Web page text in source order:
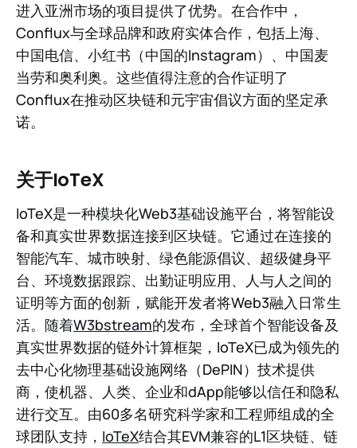
进入亚洲市场的项目提供了优势。在合作中，
Conflux与全球品牌和政府实体合作，包括上海、
中国电信、小红书（中国的Instagram）、中国麦
当劳和奥利奥。这些值得注意的合作证明了
Conflux在推动区块链和元宇宙倡议方面的坚定承
诺。
关于IoTeX
IoTeX是一种模块化Web3基础设施平台，将智能设
备和真实世界数据连接到区块链。它通过在连接的
智能汽车、城市映射、绿色能源倡议、超级健身平
台、环境数据跟踪、出勤证明应用、人与人之间的
证明等方面的创新，赋能开发者将Web3融入日常生
活。随着W3bstream的发布，全球首个智能设备及
真实世界数据的链外计算框架，IoTeX已成为领先的
去中心化物理基础设施网络（DePIN）技术提供
商，使机器、人类、企业和dApp能够以信任和隐私
进行交互。由60多名研究科学家和工程师组成的全
球团队支持， IoTeX结合其EVM兼容的L1区块链、链